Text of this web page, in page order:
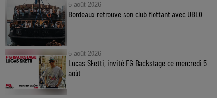
5 août 2026
Bordeaux retrouve son club flottant avec UBLO
5 août 2026
Lucas Sketti, invité FG Backstage ce mercredi 5
août